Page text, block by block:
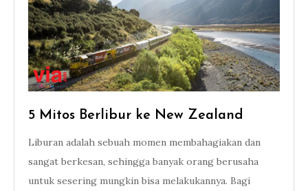
5 Mitos Berlibur ke New Zealand
Liburan adalah sebuah momen membahagiakan dan
sangat berkesan, sehingga banyak orang berusaha
untuk sesering mungkin bisa melakukannya. Bagi